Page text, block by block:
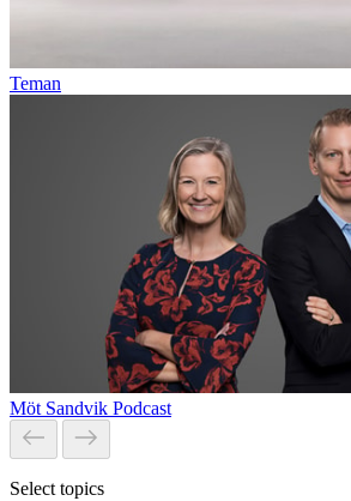
Teman
Möt Sandvik Podcast
Select topics